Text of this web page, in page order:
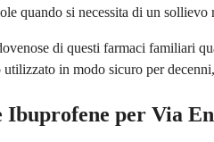
quando si necessita di un
di questi farmaci familiari
in modo sicuro per
Ibuprofene per Via